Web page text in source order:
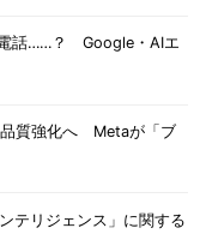
話……？ Google・AIエ
質強化へ Metaが「ブ
テリジェンス」に関する